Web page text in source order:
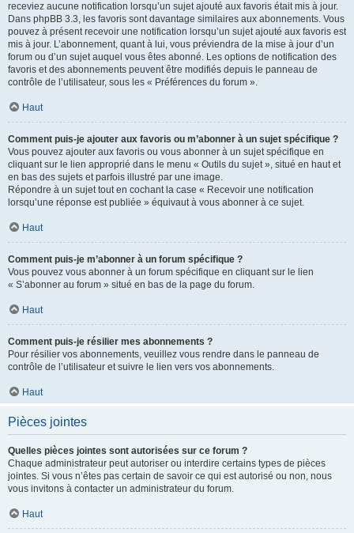
receviez aucune notification lorsqu’un sujet ajouté aux favoris était mis à jour.
Dans phpBB 3.3, les favoris sont davantage similaires aux abonnements. Vous
pouvez à présent recevoir une notification lorsqu’un sujet ajouté aux favoris est
mis à jour. L’abonnement, quant à lui, vous préviendra de la mise à jour d’un
forum ou d’un sujet auquel vous êtes abonné. Les options de notification des
favoris et des abonnements peuvent être modifiés depuis le panneau de
contrôle de l’utilisateur, sous les « Préférences du forum ».
Haut
Comment puis-je ajouter aux favoris ou m’abonner à un sujet spécifique ?
Vous pouvez ajouter aux favoris ou vous abonner à un sujet spécifique en
cliquant sur le lien approprié dans le menu « Outils du sujet », situé en haut et
en bas des sujets et parfois illustré par une image.
Répondre à un sujet tout en cochant la case « Recevoir une notification
lorsqu’une réponse est publiée » équivaut à vous abonner à ce sujet.
Haut
Comment puis-je m’abonner à un forum spécifique ?
Vous pouvez vous abonner à un forum spécifique en cliquant sur le lien
« S’abonner au forum » situé en bas de la page du forum.
Haut
Comment puis-je résilier mes abonnements ?
Pour résilier vos abonnements, veuillez vous rendre dans le panneau de
contrôle de l’utilisateur et suivre le lien vers vos abonnements.
Haut
Pièces jointes
Quelles pièces jointes sont autorisées sur ce forum ?
Chaque administrateur peut autoriser ou interdire certains types de pièces
jointes. Si vous n’êtes pas certain de savoir ce qui est autorisé ou non, nous
vous invitons à contacter un administrateur du forum.
Haut